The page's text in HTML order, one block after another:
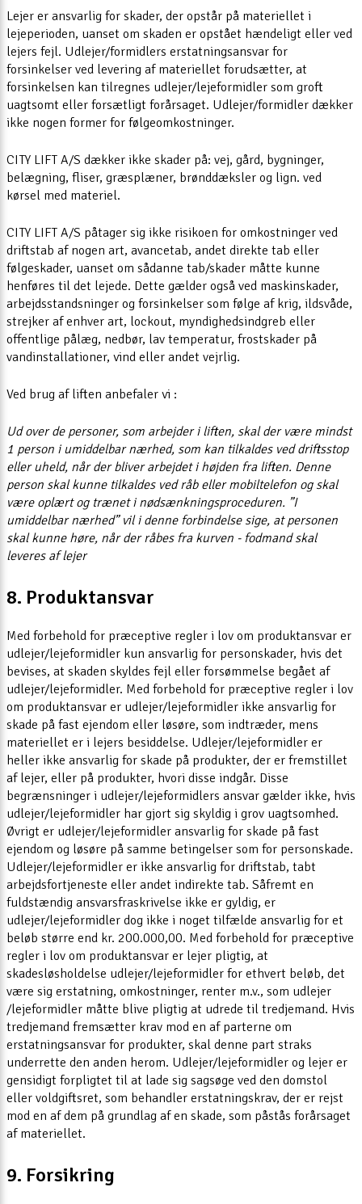
Lejer er ansvarlig for skader, der opstår på materiellet i
lejeperioden, uanset om skaden er opstået hændeligt eller ved
lejers fejl. Udlejer/formidlers erstatningsansvar for
forsinkelser ved levering af materiellet forudsætter, at
forsinkelsen kan tilregnes udlejer/lejeformidler som groft
uagtsomt eller forsætligt forårsaget. Udlejer/formidler dækker
ikke nogen former for følgeomkostninger.
CITY LIFT A/S dækker ikke skader på: vej, gård, bygninger,
belægning, fliser, græsplæner, brønddæksler og lign. ved
kørsel med materiel.
CITY LIFT A/S påtager sig ikke risikoen for omkostninger ved
driftstab af nogen art, avancetab, andet direkte tab eller
følgeskader, uanset om sådanne tab/skader måtte kunne
henføres til det lejede. Dette gælder også ved maskinskader,
arbejdsstandsninger og forsinkelser som følge af krig, ildsvåde,
strejker af enhver art, lockout, myndighedsindgreb eller
offentlige pålæg, nedbør, lav temperatur, frostskader på
vandinstallationer, vind eller andet vejrlig.
Ved brug af liften anbefaler vi :
Ud over de personer, som arbejder i liften, skal der være mindst
1 person i umiddelbar nærhed, som kan tilkaldes ved driftsstop
eller uheld, når der bliver arbejdet i højden fra liften. Denne
person skal kunne tilkaldes ved råb eller mobiltelefon og skal
være oplært og trænet i nødsænkningsproceduren. ”I
umiddelbar nærhed” vil i denne forbindelse sige, at personen
skal kunne høre, når der råbes fra kurven - fodmand skal
leveres af lejer
8. Produktansvar
Med forbehold for præceptive regler i lov om produktansvar er
udlejer/lejeformidler kun ansvarlig for personskader, hvis det
bevises, at skaden skyldes fejl eller forsømmelse begået af
udlejer/lejeformidler. Med forbehold for præceptive regler i lov
om produktansvar er udlejer/lejeformidler ikke ansvarlig for
skade på fast ejendom eller løsøre, som indtræder, mens
materiellet er i lejers besiddelse. Udlejer/lejeformidler er
heller ikke ansvarlig for skade på produkter, der er fremstillet
af lejer, eller på produkter, hvori disse indgår. Disse
begrænsninger i udlejer/lejeformidlers ansvar gælder ikke, hvis
udlejer/lejeformidler har gjort sig skyldig i grov uagtsomhed.
Øvrigt er udlejer/lejeformidler ansvarlig for skade på fast
ejendom og løsøre på samme betingelser som for personskade.
Udlejer/lejeformidler er ikke ansvarlig for driftstab, tabt
arbejdsfortjeneste eller andet indirekte tab. Såfremt en
fuldstændig ansvarsfraskrivelse ikke er gyldig, er
udlejer/lejeformidler dog ikke i noget tilfælde ansvarlig for et
beløb større end kr. 200.000,00. Med forbehold for præceptive
regler i lov om produktansvar er lejer pligtig, at
skadesløsholdelse udlejer/lejeformidler for ethvert beløb, det
være sig erstatning, omkostninger, renter m.v., som udlejer
/lejeformidler måtte blive pligtig at udrede til tredjemand. Hvis
tredjemand fremsætter krav mod en af parterne om
erstatningsansvar for produkter, skal denne part straks
underrette den anden herom. Udlejer/lejeformidler og lejer er
gensidigt forpligtet til at lade sig sagsøge ved den domstol
eller voldgiftsret, som behandler erstatningskrav, der er rejst
mod en af dem på grundlag af en skade, som påstås forårsaget
af materiellet.
9. Forsikring